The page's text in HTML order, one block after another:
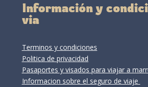
Información y
via
Terminos y condiciones
Politica de privacidad
Pasaportes y visados para viajar a
Informacion sobre el seguro de viaje